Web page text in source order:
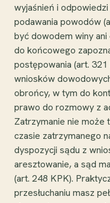
wyjaśnień i
podawania powodów
być dowodem winy
do końcowego
postępowania (art. 321
wniosków
obrońcy, w tym do
prawo do rozmowy z
Zatrzymanie nie może
czasie zatrzymanego
dyspozycji sądu z
aresztowanie, a sąd
(art. 248 KPK).
przesłuchaniu masz